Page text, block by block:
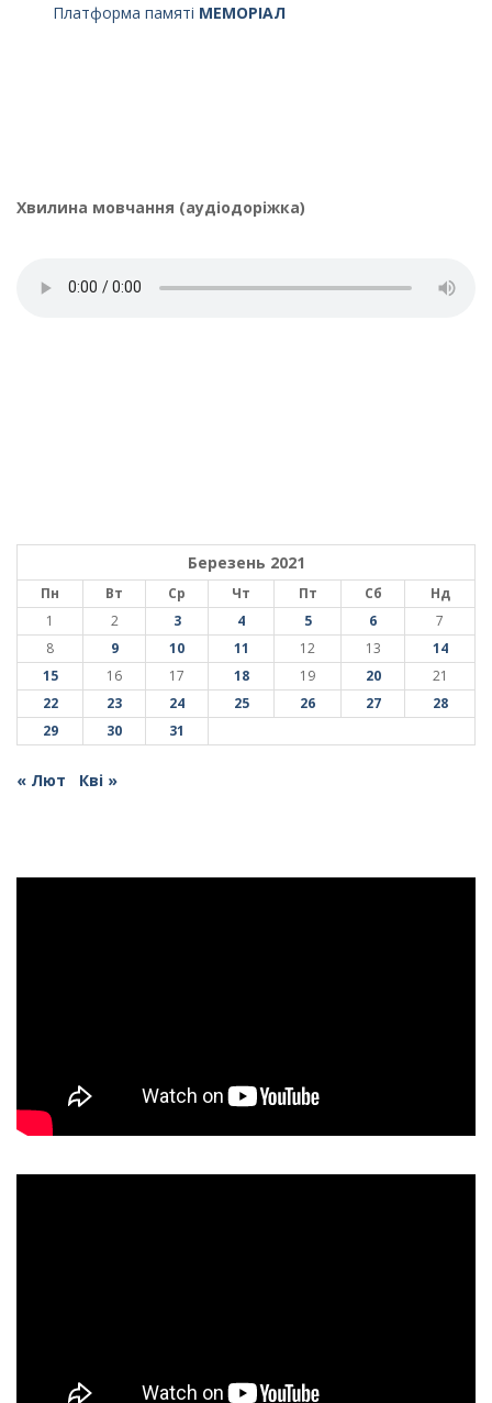
Платформа памяті МЕМОРІАЛ
Хвилина мовчання (аудіодоріжка)
Березень 2021
Пн Вт Ср Чт Пт Сб
Нд
1
2 3 4 5 6
7
8
9 10 11 12 13
14
15
16 17 18 19 20
21
22
23 24 25 26 27
28
29
30 31
« Лют Кві »